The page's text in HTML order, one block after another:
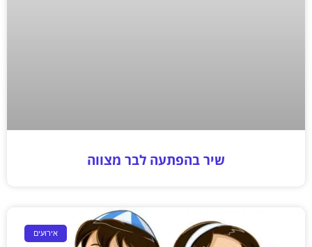
שיר בהפתעה לבר מצווה
אירועים